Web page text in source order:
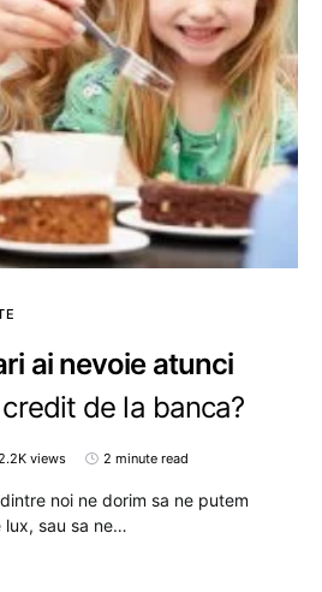
ai nevoie atunci
de la banca?
views 2 minute read
noi ne dorim sa ne putem
lux, sau sa ne…